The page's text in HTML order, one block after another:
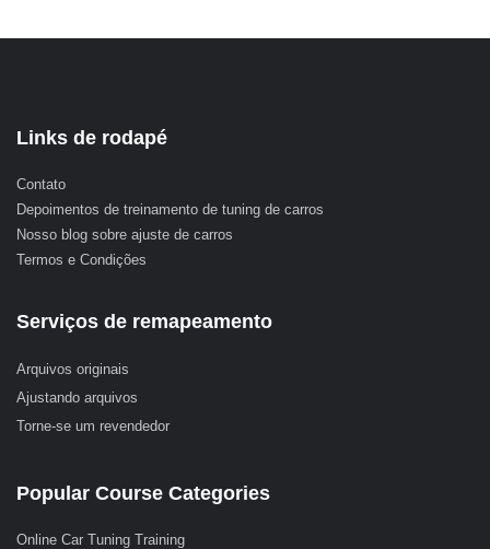
Links de rodapé
Contato
Depoimentos de treinamento de tuning de carros
Nosso blog sobre ajuste de carros
Termos e Condições
Serviços de remapeamento
Arquivos originais
Ajustando arquivos
Torne-se um revendedor
Popular Course Categories
Online Car Tuning Training